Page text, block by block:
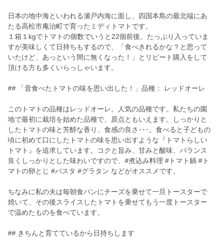
日本の地中海といわれる瀬戸内海に面し、四国本島の最北端にあ
たる高松市庵治町で育ったミディトマトです。
１箱１kgでトマトの個数でいうと22個前後。たっぷり入っていま
すが美味しくて日持ちもするので、「食べきれるかな？と思って
いたけど、あっという間に無くなった！」とリピート購入をして
頂ける方も多くいらっしゃいます。
## 「昔食べたトマトの味を思い出した！」品種： レッドオーレ
このトマトの品種はレッドオーレ。人気の品種です。私たちの園
地で最初に栽培を始めた品種で、原点ともいえます。しっかりと
したトマトの味と芳醇な香り、食感の良さ･･･。食べると子どもの
頃に初めて口にしたトマトの味を思い出すような『トマトらしい
トマト』を追求しています。コクと旨み、甘みと酸味、バランス
良くしっかりとした味わいですので、#煮込み料理 #トマト鍋 #ト
マトの卵とじ #パスタ #グラタン などがオススメです。
ちなみに私の夫は毎朝食パンにチーズを乗せて一旦トースターで
焼いて、その後スライスしたトマトを乗せてもう一度トースター
で温めたものを食べています。
## きちんと育てているから日持ちします